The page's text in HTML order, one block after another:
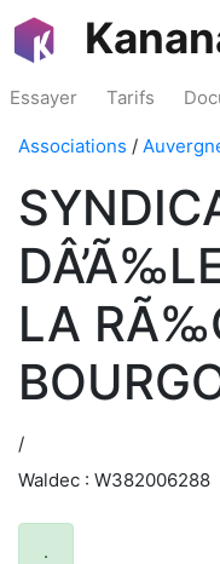
Essayer Tarifs
Associations /
LA
/
Waldec : W382006288
.